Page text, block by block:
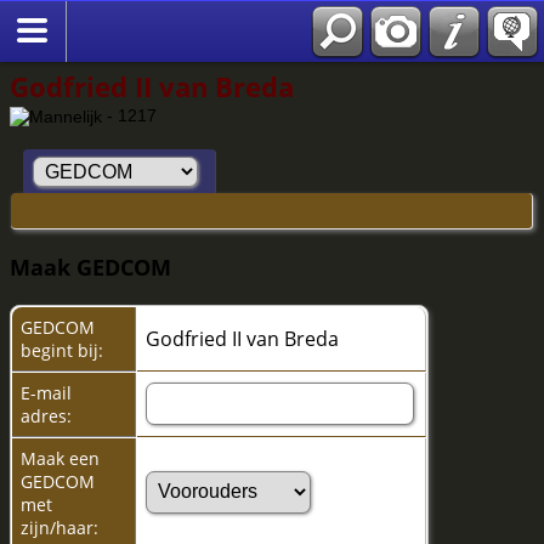
Godfried II van Breda
- 1217
Maak GEDCOM
GEDCOM
begint bij:
Godfried II van Breda
E-mail
adres:
Maak een
GEDCOM
met
zijn/haar: